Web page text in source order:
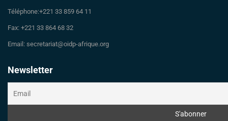
Téléphone:+221 33 859 64 11
Fax: +221 33 864 68 32
Email: secretariat@oidp-afrique.org
Newsletter